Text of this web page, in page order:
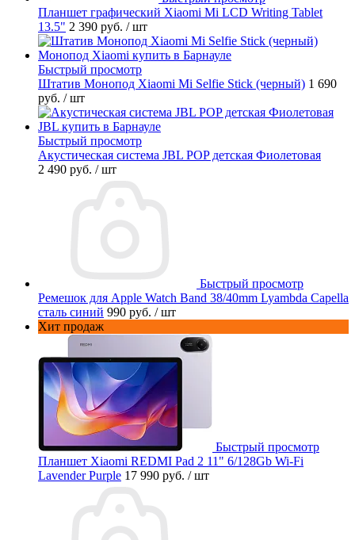
Планшет графический Xiaomi Mi LCD Writing Tablet
13.5" 2 390 руб. / шт
Быстрый просмотр
Штатив Монопод Xiaomi Mi Selfie Stick (черный) 1 690
руб. / шт
Быстрый просмотр
Акустическая система JBL POP детская Фиолетовая
2 490 руб. / шт
Быстрый просмотр
Ремешок для Apple Watch Band 38/40mm Lyambda Capella
сталь синий 990 руб. / шт
Хит продаж
Быстрый просмотр
Планшет Xiaomi REDMI Pad 2 11" 6/128Gb Wi-Fi
Lavender Purple 17 990 руб. / шт